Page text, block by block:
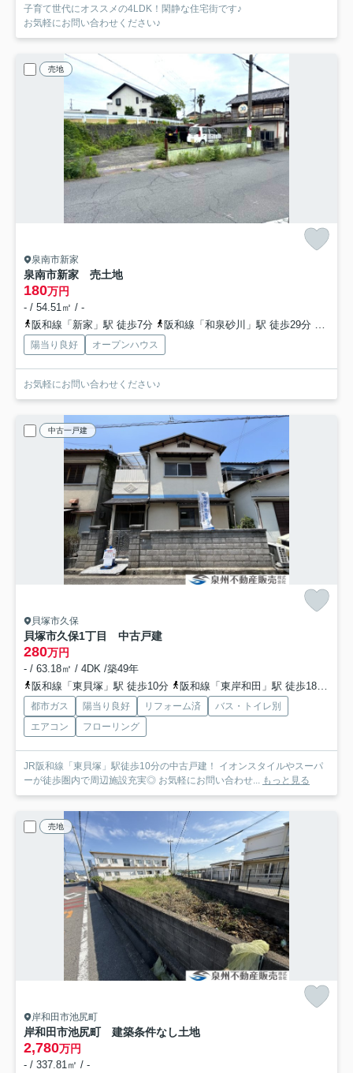
子育て世代にオススメの4LDK！閑静な住宅街です♪
お気軽にお問い合わせください♪
売地
泉南市新家
泉南市新家 売土地
180万円
- / 54.51㎡ / -
阪和線「新家」駅 徒歩7分
阪和線「和泉砂川」駅 徒歩29分 南海
陽当り良好 オープンハウス
お気軽にお問い合わせください♪
中古一戸建
貝塚市久保
貝塚市久保1丁目 中古戸建
280万円
- / 63.18㎡ / 4DK /築49年
阪和線「東貝塚」駅 徒歩10分
阪和線「東岸和田」駅 徒歩18分
都市ガス 陽当り良好 リフォーム済
バス・トイレ別
エアコン
フローリング
JR阪和線「東貝塚」駅徒歩10分の中古戸建！ イオンスタイルやスーパ
ーが徒歩圏内で周辺施設充実◎ お気軽にお問い合わせ... もっと見る
売地
岸和田市池尻町
岸和田市池尻町 建築条件なし土地
2,780万円
- / 337.81㎡ / -